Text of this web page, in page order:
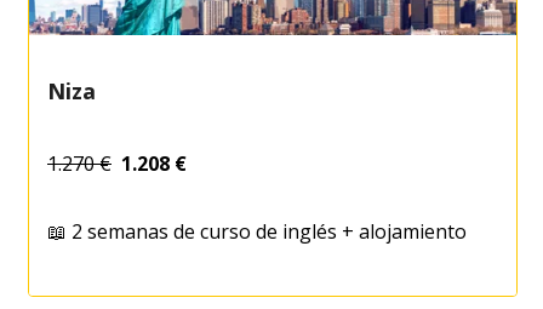
Niza
1.270 € 1.208 €
📖 2 semanas de curso de inglés + alojamiento